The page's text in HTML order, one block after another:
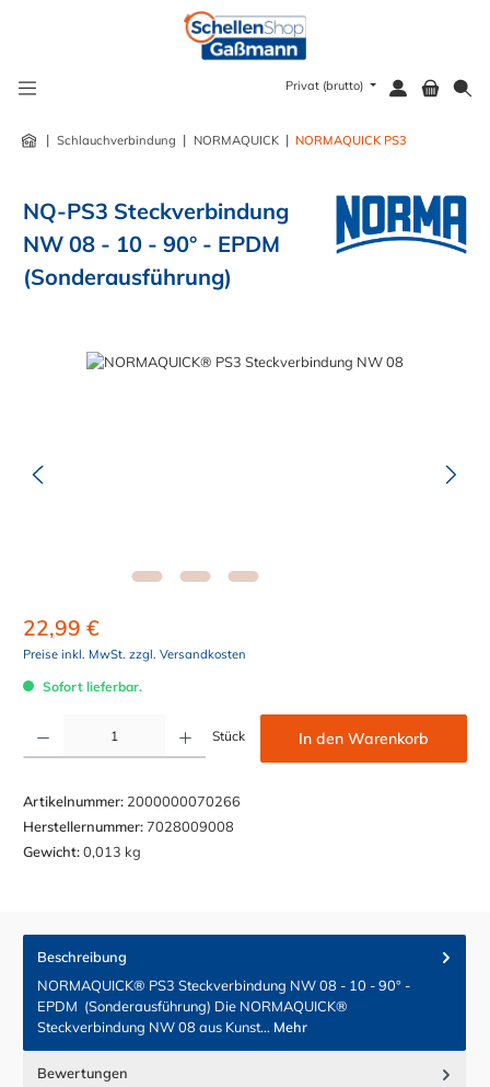
Privat (brutto)
| Schlauchverbindung | NORMAQUICK | NORMAQUICK PS3
NQ-PS3 Steckverbindung
NW 08 - 10 - 90° - EPDM
(Sonderausführung)
Bildergalerie überspringen
22,99 €
Preise inkl. MwSt. zzgl. Versandkosten
Sofort lieferbar.
Stück In den Warenkorb
Artikelnummer: 2000000070266
Herstellernummer:7028009008
Gewicht:0,013 kg
Beschreibung
NORMAQUICK® PS3 Steckverbindung NW 08 - 10 - 90° -
EPDM (Sonderausführung) Die NORMAQUICK®
Steckverbindung NW 08 aus Kunst… Mehr
Bewertungen